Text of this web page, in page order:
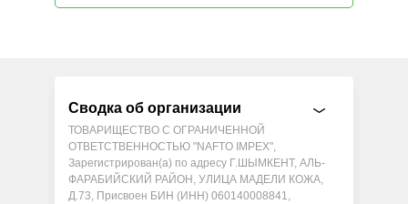
Сводка об организации
ТОВАРИЩЕСТВО С ОГРАНИЧЕННОЙ
ОТВЕТСТВЕННОСТЬЮ "NAFTO IMPEX",
Зарегистрирован(а) по адресу Г.ШЫМКЕНТ, АЛЬ-
ФАРАБИЙСКИЙ РАЙОН, УЛИЦА МАДЕЛИ КОЖА,
Д.73, Присвоен БИН (ИНН) 060140008841,